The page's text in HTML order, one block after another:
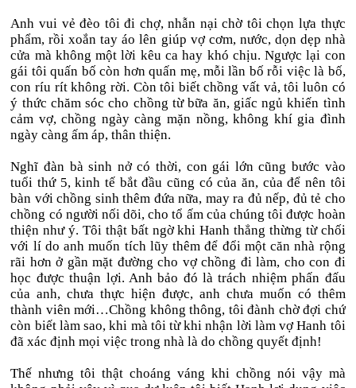
Anh vui vẻ đèo tôi đi chợ, nhẫn nại chờ tôi chọn lựa thực
phẩm, rồi xoắn tay áo lên giúp vợ cơm, nước, dọn dẹp nhà
cửa mà không một lời kêu ca hay khó chịu. Ngược lại con
gái tôi quấn bố còn hơn quấn mẹ, mỗi lần bố rỗi việc là bố,
con ríu rít không rời. Còn tôi biết chồng vất vả, tôi luôn có
ý thức chăm sóc cho chồng từ bữa ăn, giấc ngủ khiến tình
cảm vợ, chồng ngày càng mặn nồng, không khí gia đình
ngày càng ấm áp, thân thiện.
Nghĩ đàn bà sinh nở có thời, con gái lớn cũng bước vào
tuổi thứ 5, kinh tế bắt đầu cũng có của ăn, của để nên tôi
bàn với chồng sinh thêm đứa nữa, may ra đủ nếp, đủ tẻ cho
chồng có người nối dõi, cho tổ ấm của chúng tôi được hoàn
thiện như ý. Tôi thật bất ngờ khi Hanh thẳng thừng từ chối
với lí do anh muốn tích lũy thêm để đổi một căn nhà rộng
rãi hơn ở gần mặt đường cho vợ chồng đi làm, cho con đi
học được thuận lợi. Anh bảo đó là trách nhiệm phấn đấu
của anh, chưa thực hiện được, anh chưa muốn có thêm
thành viên mới…Chồng không thông, tôi đành chờ đợi chứ
còn biết làm sao, khi mà tôi từ khi nhận lời làm vợ Hanh tôi
đã xác định mọi việc trong nhà là do chồng quyết định!
Thế nhưng tôi thật choáng váng khi chồng nói vậy mà